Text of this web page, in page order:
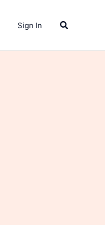
Sign In Search